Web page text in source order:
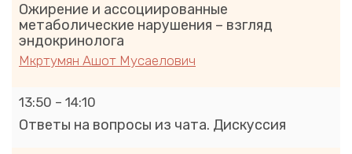
Ожирение и ассоциированные
метаболические нарушения – взгляд
эндокринолога
Мкртумян Ашот Мусаелович
13:50 – 14:10
Ответы на вопросы из чата. Дискуссия